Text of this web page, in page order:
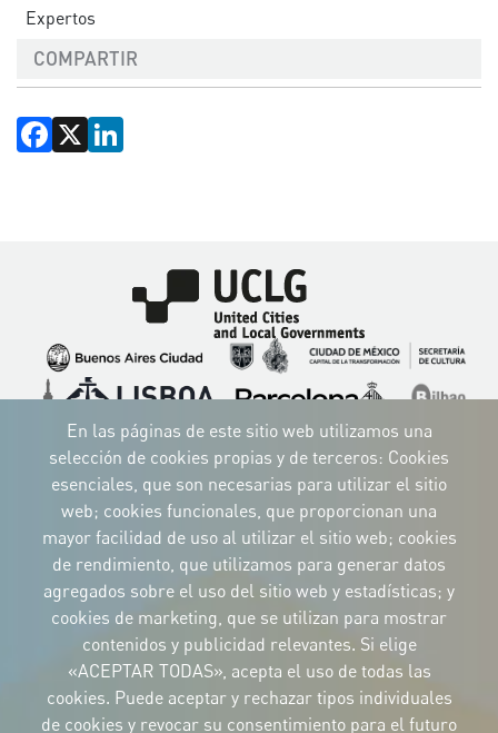
Expertos
COMPARTIR
Facebook
X
Imagen
Imagen
Imagen
ImagenImagen Imagen
Imagen
ImagenImagenImagen
IDENTIDAD CORPORATIVA
Descargue
los logotipos
y el manual
NEWSLETTER
CONTACTO
Carrer Avinyó, 15
08002 Barcelona
culture@uclg.org
En las páginas de este sitio web utilizamos una
selección de cookies propias y de terceros: Cookies
esenciales, que son necesarias para utilizar el sitio
web; cookies funcionales, que proporcionan una
mayor facilidad de uso al utilizar el sitio web; cookies
de rendimiento, que utilizamos para generar datos
agregados sobre el uso del sitio web y estadísticas; y
cookies de marketing, que se utilizan para mostrar
contenidos y publicidad relevantes. Si elige
«ACEPTAR TODAS», acepta el uso de todas las
cookies. Puede aceptar y rechazar tipos individuales
de cookies y revocar su consentimiento para el futuro